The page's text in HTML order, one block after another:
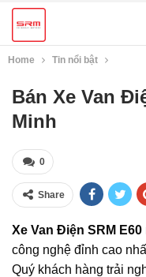
Home Tin nổi bật
Bán Xe Van
Minh
0
Share
Xe Van Điện SRM E60
công nghệ đỉnh cao
Quý khách hàng trải